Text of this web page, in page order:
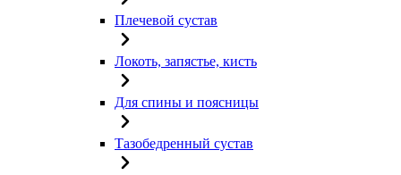
Плечевой сустав
Локоть, запястье, кисть
Для спины и поясницы
Тазобедренный сустав